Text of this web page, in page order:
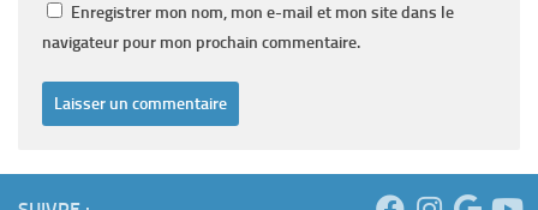
Enregistrer mon nom, mon e-mail et mon site dans le
navigateur pour mon prochain commentaire.